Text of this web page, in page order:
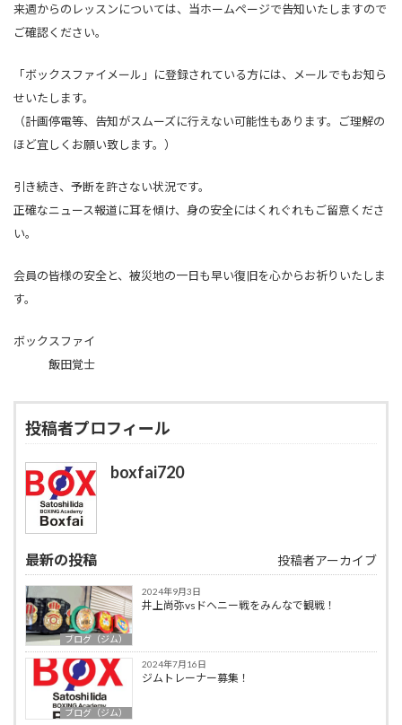
来週からのレッスンについては、当ホームページで告知いたしますので
ご確認ください。
「ボックスファイメール」に登録されている方には、メールでもお知ら
せいたします。
（計画停電等、告知がスムーズに行えない可能性もあります。ご理解の
ほど宜しくお願い致します。）
引き続き、予断を許さない状況です。
正確なニュース報道に耳を傾け、身の安全にはくれぐれもご留意くださ
い。
会員の皆様の安全と、被災地の一日も早い復旧を心からお祈りいたしま
す。
ボックスファイ
飯田覚士
投稿者プロフィール
boxfai720
最新の投稿 投稿者アーカイブ
ブログ（ジム）
2024年9月3日
井上尚弥vsドヘニー戦をみんなで観戦！
ブログ（ジム）
2024年7月16日
ジムトレーナー募集！